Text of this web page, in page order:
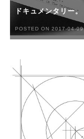
ドキュメンタリー。
POSTED ON 2017-04-09